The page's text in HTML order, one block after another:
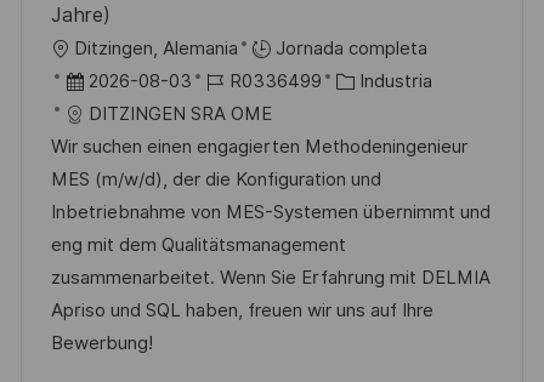
i
c
a
c
i
ó
Jahre)
U
b
c
a
c
i
ó
n
Ditzingen, Alemania
Jornada completa
F
e
c
h
a
d
e
p
u
2026-08-03
I
D
d
e
e
m
p
l
R0336499
C
t
e
g
o
r
í
Industria
DITZINGEN SRA OME
Wir suchen einen engagierten Methodeningenieur
MES (m/w/d), der die Konfiguration und
Inbetriebnahme von MES-Systemen übernimmt und
eng mit dem Qualitätsmanagement
zusammenarbeitet. Wenn Sie Erfahrung mit DELMIA
Apriso und SQL haben, freuen wir uns auf Ihre
Bewerbung!